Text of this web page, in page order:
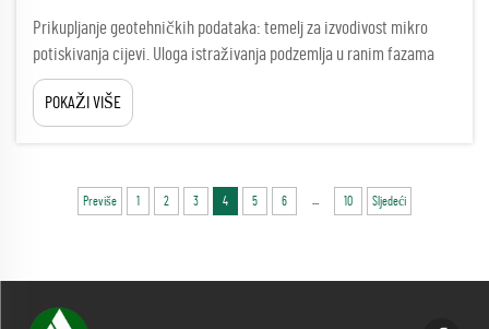
Prikupljanje geotehničkih podataka: temelj za izvodivost mikro
potiskivanja cijevi. Uloga istraživanja podzemlja u ranim fazama
procjene izvodivosti. Prije početka bilo kakvih radova na mikro
potiskivanju cijevi, provjera onoga što se nalazi ispod površine vrlo
je važna za prepoznavanje geote...
POKAŽI VIŠE
Previše 1 2 3 4 5 6 ... 10 Sljedeći